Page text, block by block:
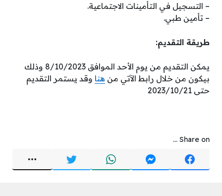
– التسجيل في التأمينات الاجتماعية.
– تأمين طبي.
طريقة التقديم:
يمكن التقديم من يوم الأحد الموافق 8/10/2023 وذلك
بيكون من خلال رابط الآتي من هنا وقد يستمر التقديم
حتى 2023/10/21
Share on ...